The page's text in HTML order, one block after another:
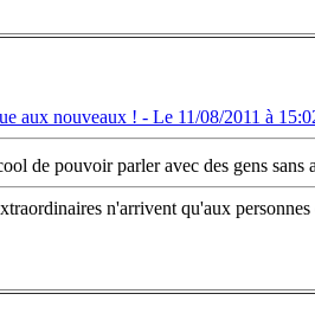
aux nouveaux ! - Le 11/08/2011 à
de pouvoir parler avec des gens
n'arrivent qu'aux